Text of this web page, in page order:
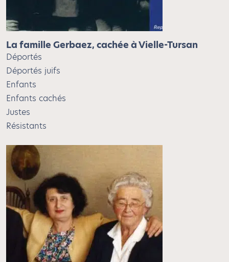
La famille Gerbaez, cachée à Vielle-Tursan
Déportés
Déportés juifs
Enfants
Enfants cachés
Justes
Résistants